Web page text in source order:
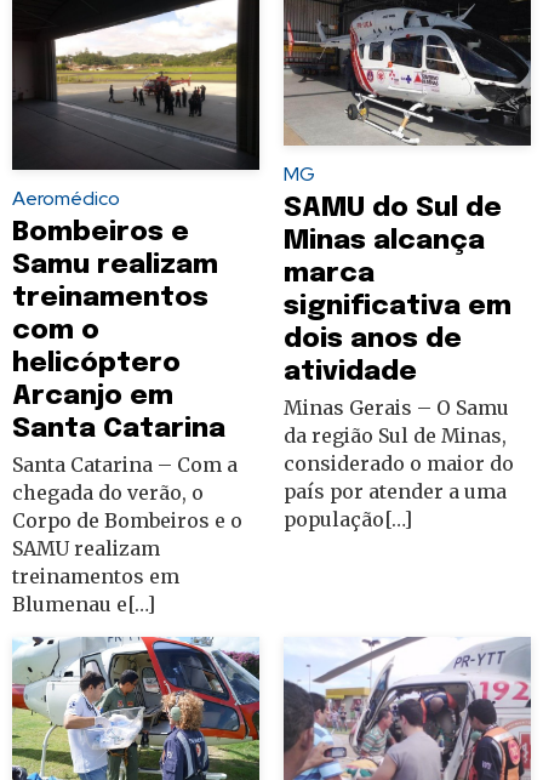
Aeromédico
Bombeiros e
Samu realizam
treinamentos
com o
helicóptero
Arcanjo em
Santa Catarina
Santa Catarina – Com a
chegada do verão, o
Corpo de Bombeiros e o
SAMU realizam
treinamentos em
Blumenau e[…]
MG
SAMU do Sul de
Minas alcança
marca
significativa em
dois anos de
atividade
Minas Gerais – O Samu
da região Sul de Minas,
considerado o maior do
país por atender a uma
população[…]